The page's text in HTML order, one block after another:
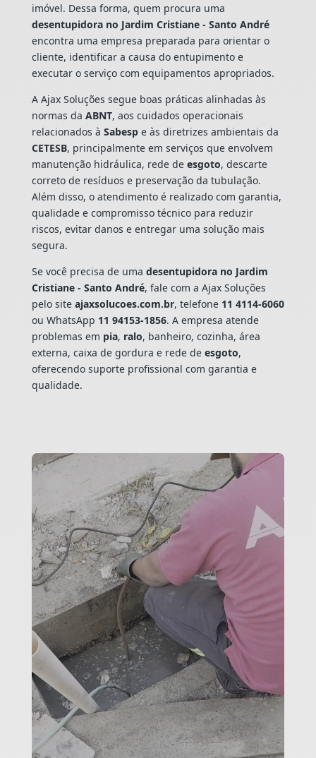
imóvel. Dessa forma, quem procura uma
desentupidora no Jardim Cristiane - Santo André
encontra uma empresa preparada para orientar o
cliente, identificar a causa do entupimento e
executar o serviço com equipamentos apropriados.
A Ajax Soluções segue boas práticas alinhadas às
normas da ABNT, aos cuidados operacionais
relacionados à Sabespe às diretrizes ambientais da
CETESB, principalmente em serviços que envolvem
manutenção hidráulica, rede de esgoto, descarte
correto de resíduos e preservação da tubulação.
Além disso, o atendimento é realizado com garantia,
qualidade e compromisso técnico para reduzir
riscos, evitar danos e entregar uma solução mais
segura.
Se você precisa de uma desentupidora no Jardim
Cristiane - Santo André, fale com a Ajax Soluções
pelo site ajaxsolucoes.com.br, telefone 11 4114-6060
ou WhatsApp 11 94153-1856. A empresa atende
problemas em pia, ralo, banheiro, cozinha, área
externa, caixa de gordura e rede de esgoto,
oferecendo suporte profissional com garantia e
qualidade.